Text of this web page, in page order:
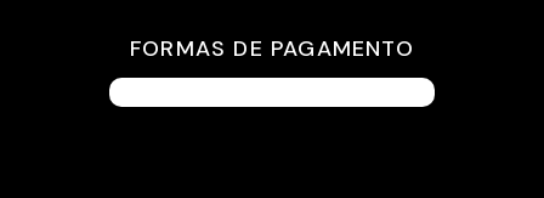
FORMAS DE PAGAMENTO